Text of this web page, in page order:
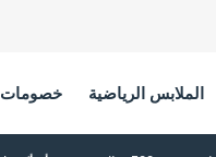
الملابس الرياضية خصومات